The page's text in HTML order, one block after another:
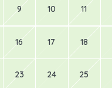
9 10 11
16 17 18
23 24 25